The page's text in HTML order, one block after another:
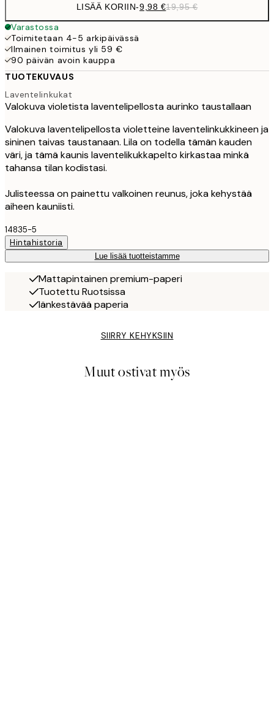
LISÄÄ KORIIN-9,98 €19,95 €
Varastossa
Toimitetaan 4-5 arkipäivässä
Ilmainen toimitus yli 59 €
90 päivän avoin kauppa
TUOTEKUVAUS
Laventelinkukat
Valokuva violetista laventelipellosta aurinko taustallaan
Valokuva laventelipellosta violetteine laventelinkukkineen ja
sininen taivas taustanaan. Lila on todella tämän kauden
väri, ja tämä kaunis laventelikukkapelto kirkastaa minkä
tahansa tilan kodistasi.
Julisteessa on painettu valkoinen reunus, joka kehystää
aiheen kauniisti.
14835-5
Hintahistoria
Lue lisää tuotteistamme
Mattapintainen premium-paperi
Tuotettu Ruotsissa
Iänkestävää paperia
SIIRRY KEHYKSIIN
Muut ostivat myös